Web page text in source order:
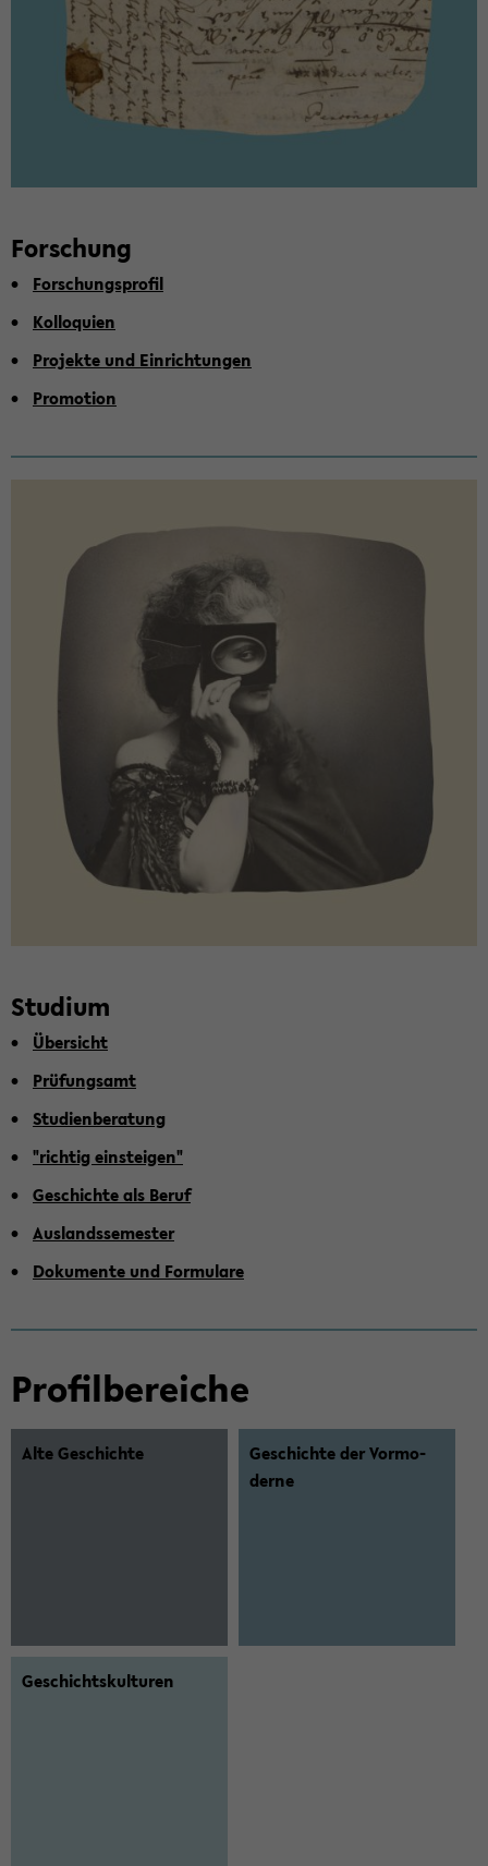
For­schung
For­schungs­pro­fil
Kol­lo­qui­en
Pro­jek­te und Ein­rich­tun­gen
Pro­mo­ti­on
Stu­di­um
Über­sicht
Prü­fungs­amt
Stu­di­en­be­ra­tung
"rich­tig ein­stei­gen"
Ge­schich­te als Beruf
Aus­lands­se­mes­ter
Do­ku­men­te und For­mu­la­re
Pro­fil­be­rei­che
Alte Ge­schich­te
Ge­schich­te der Vor­mo­
der­ne
Ge­schichts­kul­tu­ren